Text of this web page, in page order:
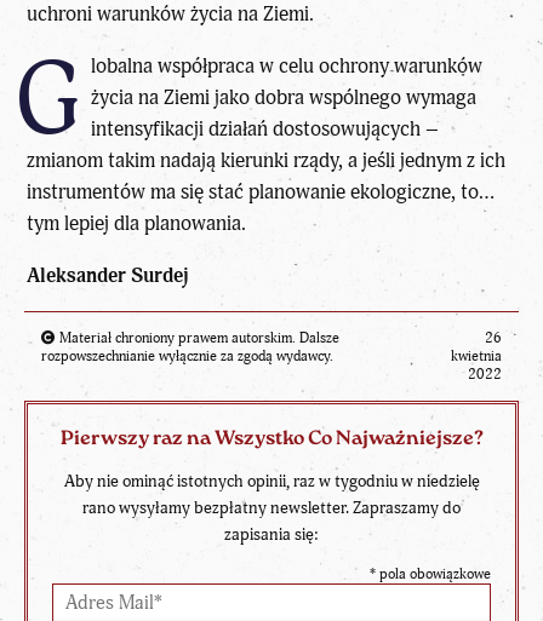
uchroni warunków życia na Ziemi.
G lobalna współpraca w celu ochrony warunków
życia na Ziemi jako dobra wspólnego wymaga
intensyfikacji działań dostosowujących –
zmianom takim nadają kierunki rządy, a jeśli jednym z ich
instrumentów ma się stać planowanie ekologiczne, to…
tym lepiej dla planowania.
Aleksander Surdej
Materiał chroniony prawem autorskim. Dalsze
rozpowszechnianie wyłącznie za zgodą wydawcy.
26
kwietnia
2022
Pierwszy raz na Wszystko Co Najważniejsze?
Aby nie ominąć istotnych opinii, raz w tygodniu w niedzielę
rano wysyłamy bezpłatny newsletter. Zapraszamy do
zapisania się:
* pola obowiązkowe